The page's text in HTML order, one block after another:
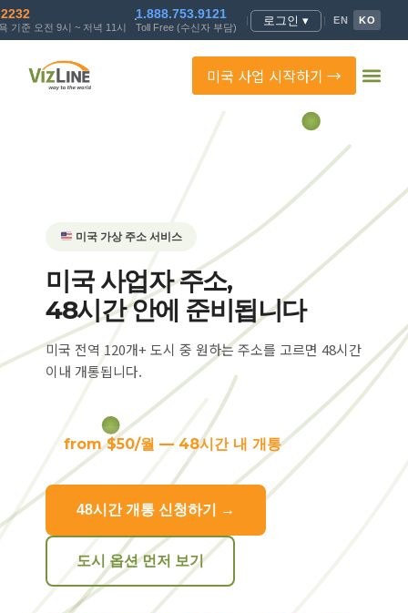
기준 오전 9시 ~ 저녁 11시
1.888.753.9121
Toll Free (수신자 부담)
| 로그인 ▾ | EN KO
미국 사업 시작하기 →
미국 가상 주소 서비스
미국 사업자 주소,
48시간 안에 준비됩니다
미국 전역 120개+ 도시 중 원하는 주소를 고르면 48시간
이내 개통됩니다.
from $50/월 — 48시간 내 개통
48시간 개통 신청하기 →
도시 옵션 먼저 보기